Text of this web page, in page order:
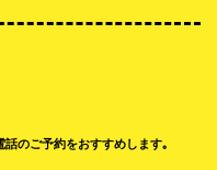
のご予約をおすすめします｡